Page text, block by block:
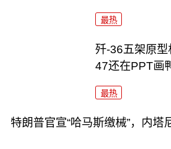
最热
歼-36五架原
47还在PPT画
最热
特朗普官宣“哈马斯缴械”，内塔